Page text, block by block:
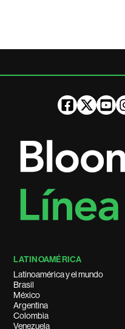
LATINOAMÉRICA
Latinoamérica y el mundo
Brasil
México
Argentina
Colombia
Venezuela